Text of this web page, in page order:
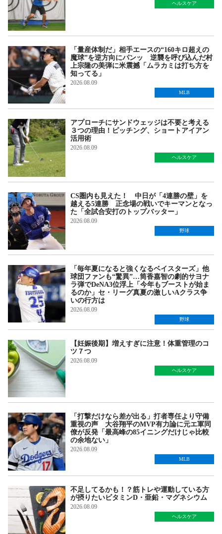
ヘルスケア
「量産体制だ」相手エースの“160キロ超えの
魔球”を逆方向にパンッ 逆襲を呼び込んだ村
上宗隆の美弾に米震撼「ムラカミは打ち方を
知ってる」
2026.08.09
MLB
アプローチにサンドウェッジは不要と考える
３つの理由！ピッチング、ショートアイアン
活用術
2026.08.09
ヘルスケア
CS圏内も見えた！ 中日が「4連勝の壁」を
越える5連勝 正念場の戦いでキーマンとなっ
た「全試合安打のトップバッター」
2026.08.09
野球
「毎年夏になると強くなるベイスターズ」他
球団ファンも“驚異”…筒香嘉智の劇的サヨナ
ラ弾でDeNA3位浮上「今年もブーストが始ま
るのか」セ・リーグ真夏の激しいAクラス争
いの行方は
2026.08.09
野球
【妊娠後期】増えすぎに注意！体重管理のコ
ツ７つ
2026.08.09
ヘルスケア
「打撃だけなら差が出る」打者専任より守備
重視の声 大谷翔平のMVP有力論に元エ軍同
僚が反発「最高峰の85イニングだけじゃ比較
の余地ない」
2026.08.09
MLB
不足してるかも！？筋トレや運動している方
が摂りたいビタミンD・亜鉛・マグネシウム
2026.08.09
ヘルスケア